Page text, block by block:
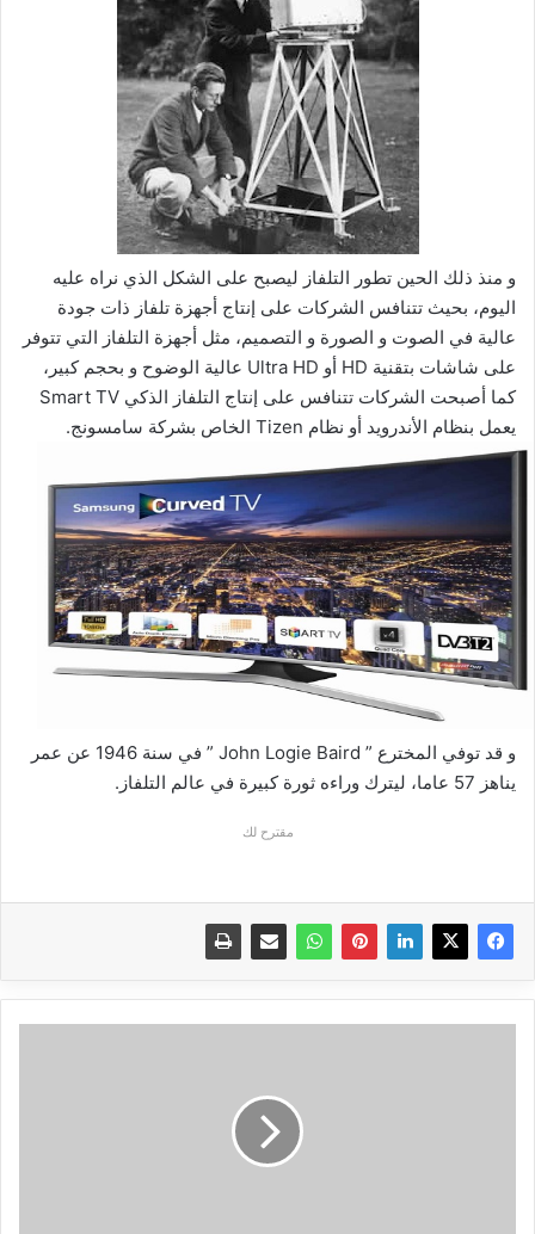
و منذ ذلك الحين تطور التلفاز ليصبح على الشكل الذي نراه عليه
اليوم، بحيث تتنافس الشركات على إنتاج أجهزة تلفاز ذات جودة
عالية في الصوت و الصورة و التصميم، مثل أجهزة التلفاز التي تتوفر
على شاشات بتقنية HD أو Ultra HD عالية الوضوح و بحجم كبير،
كما أصبحت الشركات تتنافس على إنتاج التلفاز الذكي Smart TV
يعمل بنظام الأندرويد أو نظام Tizen الخاص بشركة سامسونج.
و قد توفي المخترع ” John Logie Baird ” في سنة 1946 عن عمر
يناهز 57 عاما، ليترك وراءه ثورة كبيرة في عالم التلفاز.
مقترح لك